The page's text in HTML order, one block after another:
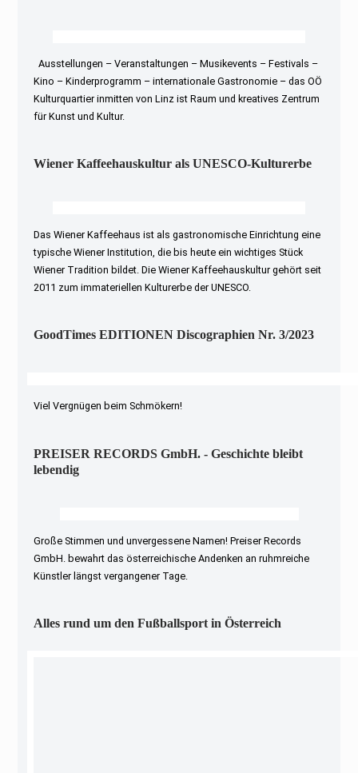
Ausstellungen – Veranstaltungen – Musikevents – Festivals –
Kino – Kinderprogramm – internationale Gastronomie – das OÖ
Kulturquartier inmitten von Linz ist Raum und kreatives Zentrum
für Kunst und Kultur.
Wiener Kaffeehauskultur als UNESCO-Kulturerbe
Das Wiener Kaffeehaus ist als gastronomische Einrichtung eine
typische Wiener Institution, die bis heute ein wichtiges Stück
Wiener Tradition bildet. Die Wiener Kaffeehauskultur gehört seit
2011 zum immateriellen Kulturerbe der UNESCO.
GoodTimes EDITIONEN Discographien Nr. 3/2023
Viel Vergnügen beim Schmökern!
PREISER RECORDS GmbH. - Geschichte bleibt
lebendig
Große Stimmen und unvergessene Namen! Preiser Records
GmbH. bewahrt das österreichische Andenken an ruhmreiche
Künstler längst vergangener Tage.
Alles rund um den Fußballsport in Österreich